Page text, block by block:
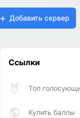
Добавить сервер
Ссылки
Топ
Купить баллы